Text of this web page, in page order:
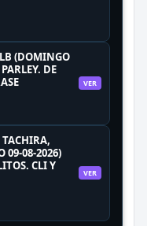
(DOMINGO
DE
VER
09-08-2026)
CLI Y
VER